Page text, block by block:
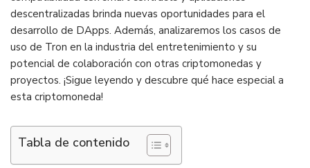
descentralizadas brinda nuevas oportunidades para el
desarrollo de DApps. Además, analizaremos los casos de
uso de Tron en la industria del entretenimiento y su
potencial de colaboración con otras criptomonedas y
proyectos. ¡Sigue leyendo y descubre qué hace especial a
esta criptomoneda!
Tabla de contenido